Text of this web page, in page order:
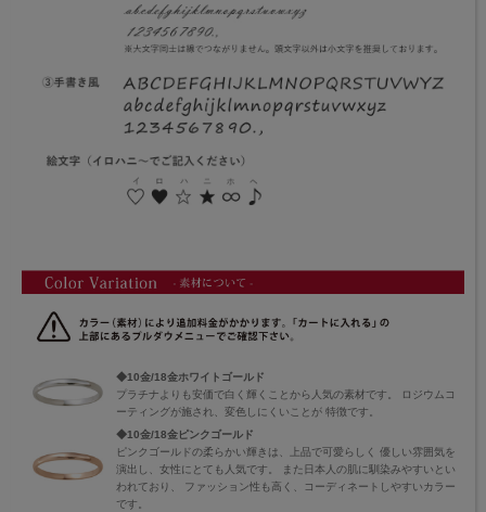
◆10金/18金ホワイトゴールド
プラチナよりも安価で白く輝くことから人気の素材です。 ロジウムコ
ーティングが施され、変色しにくいことが 特徴です。
◆10金/18金ピンクゴールド
ピンクゴールドの柔らかい輝きは、上品で可愛らしく 優しい雰囲気を
演出し、女性にとても人気です。 また日本人の肌に馴染みやすいとい
われており、 ファッション性も高く、コーディネートしやすいカラー
です。